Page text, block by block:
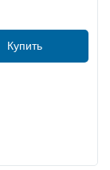
Купить